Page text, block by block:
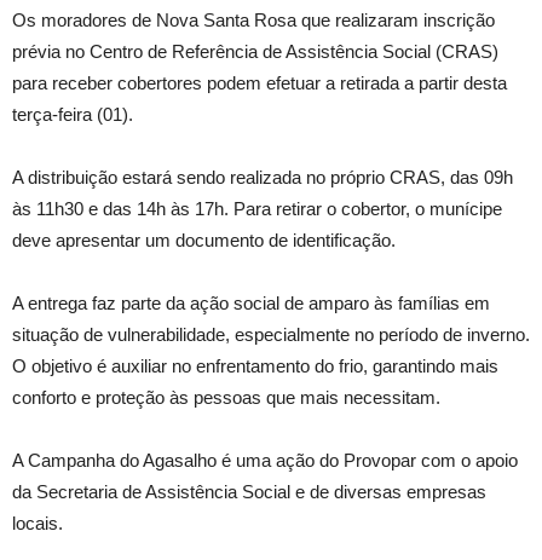
Os moradores de Nova Santa Rosa que realizaram inscrição
prévia no Centro de Referência de Assistência Social (CRAS)
para receber cobertores podem efetuar a retirada a partir desta
terça-feira (01).
A distribuição estará sendo realizada no próprio CRAS, das 09h
às 11h30 e das 14h às 17h. Para retirar o cobertor, o munícipe
deve apresentar um documento de identificação.
A entrega faz parte da ação social de amparo às famílias em
situação de vulnerabilidade, especialmente no período de inverno.
O objetivo é auxiliar no enfrentamento do frio, garantindo mais
conforto e proteção às pessoas que mais necessitam.
A Campanha do Agasalho é uma ação do Provopar com o apoio
da Secretaria de Assistência Social e de diversas empresas
locais.